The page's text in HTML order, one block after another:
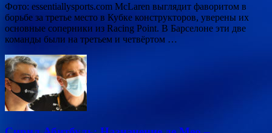
Фото: essentiallysports.com McLaren выглядит фаворитом в
борьбе за третье место в Кубке конструкторов, уверены их
основные соперники из Racing Point. В Барселоне эти две
команды были на третьем и четвёртом …